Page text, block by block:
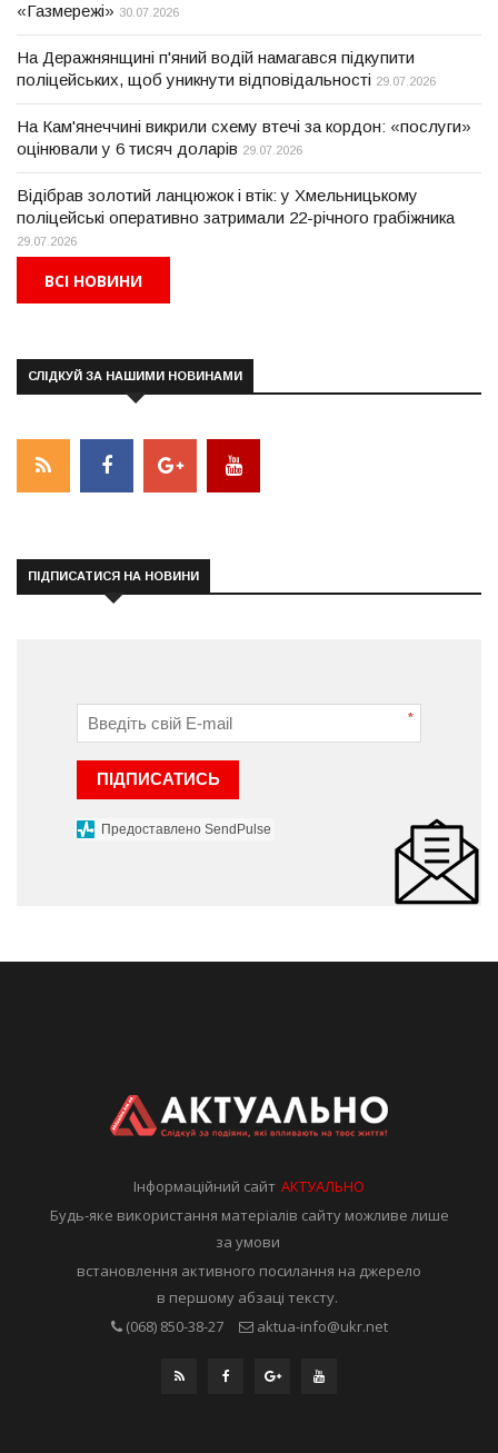
«Газмережі» 30.07.2026
На Деражнянщині п'яний водій намагався підкупити
поліцейських, щоб уникнути відповідальності 29.07.2026
На Кам'янеччині викрили схему втечі за кордон: «послуги»
оцінювали у 6 тисяч доларів 29.07.2026
Відібрав золотий ланцюжок і втік: у Хмельницькому
поліцейські оперативно затримали 22-річного грабіжника
29.07.2026
ВСІ НОВИНИ
СЛІДКУЙ ЗА НАШИМИ НОВИНАМИ
ПІДПИСАТИСЯ НА НОВИНИ
*
ПІДПИСАТИСЬ
Предоставлено SendPulse
Інформаційний сайтАКТУАЛЬНО
Будь-яке використання матеріалів сайту можливе лише
за умови
встановлення активного посилання на джерело
в першому абзаці тексту.
(068) 850-38-27
aktua-info@ukr.net